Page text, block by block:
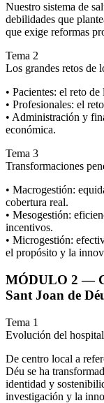
Nuestro sistema de
debilidades que
que exige reformas
Tema 2
Los grandes retos de
• Pacientes: el reto de
• Profesionales: el
• Administración y
económica.
Tema 3
Transformaciones
• Macrogestión:
cobertura real.
• Mesogestión:
incentivos.
• Microgestión:
el propósito y la
MÓDULO 2 —
Sant Joan de
Tema 1
Evolución del
De centro local a
Déu se ha
identidad y
investigación y la